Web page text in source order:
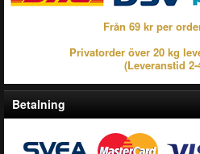
Från 69 kr per
Privatorder över 20 kg
(Leveranstid
Betalning